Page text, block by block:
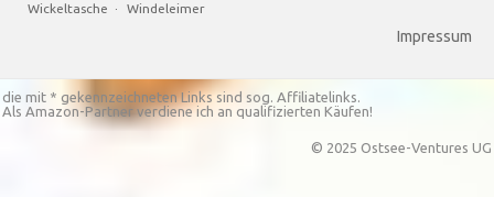
Wickeltasche · Windeleimer
Impressum
die mit * gekennzeichneten Links sind sog. Affiliatelinks.
Als Amazon-Partner verdiene ich an qualifizierten Käufen!
© 2025 Ostsee-Ventures UG